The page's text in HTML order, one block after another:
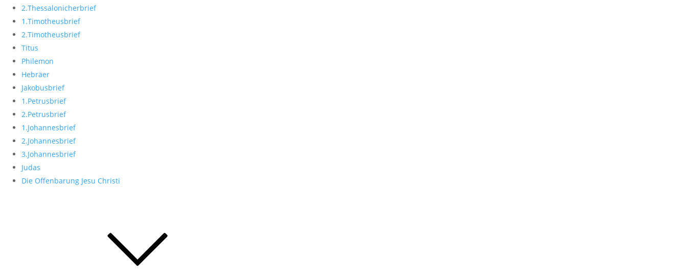
2.Thessalonicherbrief
1.Timotheusbrief
2.Timotheusbrief
Titus
Philemon
Hebräer
Jakobusbrief
1.Petrusbrief
2.Petrusbrief
1.Johannesbrief
2.Johannesbrief
3.Johannesbrief
Judas
Die Offenbarung Jesu Christi